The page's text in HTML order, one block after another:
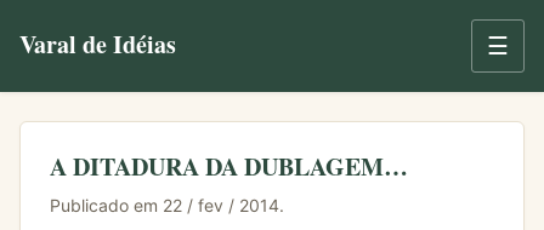
Varal de Idéias ☰
A DITADURA DA DUBLAGEM…
Publicado em 22 / fev / 2014.